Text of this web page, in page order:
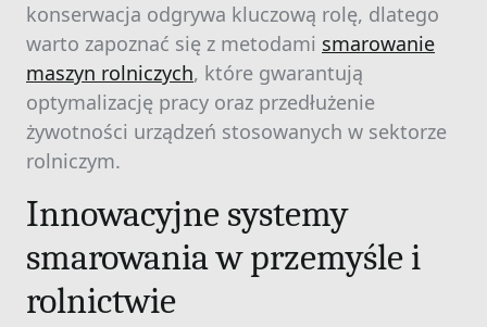
konserwacja odgrywa kluczową rolę, dlatego
warto zapoznać się z metodami smarowanie
maszyn rolniczych, które gwarantują
optymalizację pracy oraz przedłużenie
żywotności urządzeń stosowanych w sektorze
rolniczym.
Innowacyjne systemy
smarowania w przemyśle i
rolnictwie